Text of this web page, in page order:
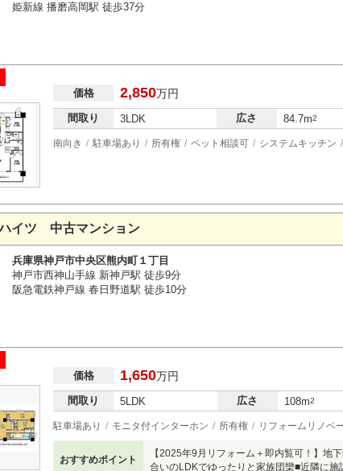
姫新線 播磨高岡駅 徒歩37分
価格 2,850万円
間取り 3LDK 広さ 84.7m2
南向き 駐車場あり 所有権 ペット相談可 システムキッチン
イツ 中古マンション
兵庫県神戸市中央区熊内町１丁目
神戸市西神山手線 新神戸駅 徒歩9分
阪急電鉄神戸線 春日野道駅 徒歩10分
価格 1,650万円
間取り 5LDK 広さ 108m2
駐車場あり モニタ付インターホン 所有権 リフォームリノベ
おすすめポイント
【2025年9月リフォーム＋即内覧可！】地
合いのLDKでゆったりと家族団欒■近隣に